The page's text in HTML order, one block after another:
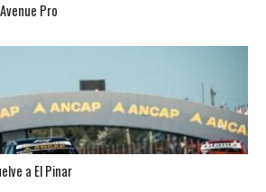
Pro
a El Pinar